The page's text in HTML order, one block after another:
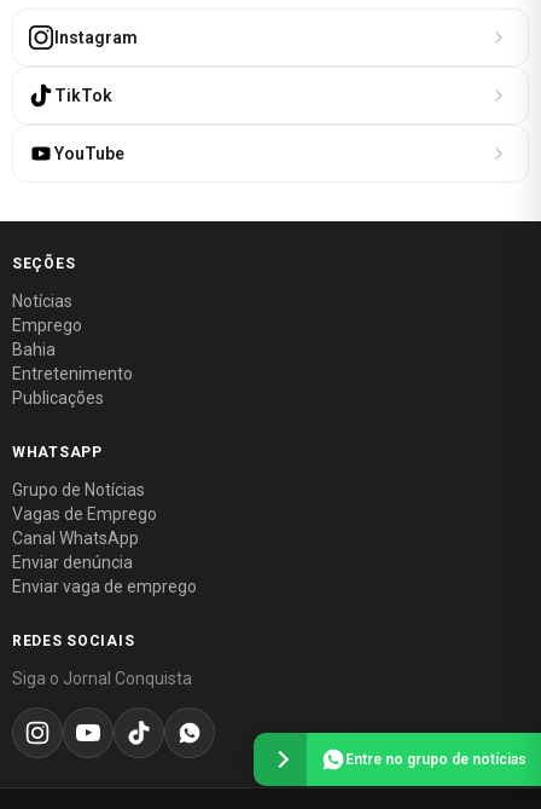
Instagram
TikTok
YouTube
SEÇÕES
Notícias
Emprego
Bahia
Entretenimento
Publicações
WHATSAPP
Grupo de Notícias
Vagas de Emprego
Canal WhatsApp
Enviar denúncia
Enviar vaga de emprego
REDES SOCIAIS
Siga o Jornal Conquista
Entre no grupo de notícias